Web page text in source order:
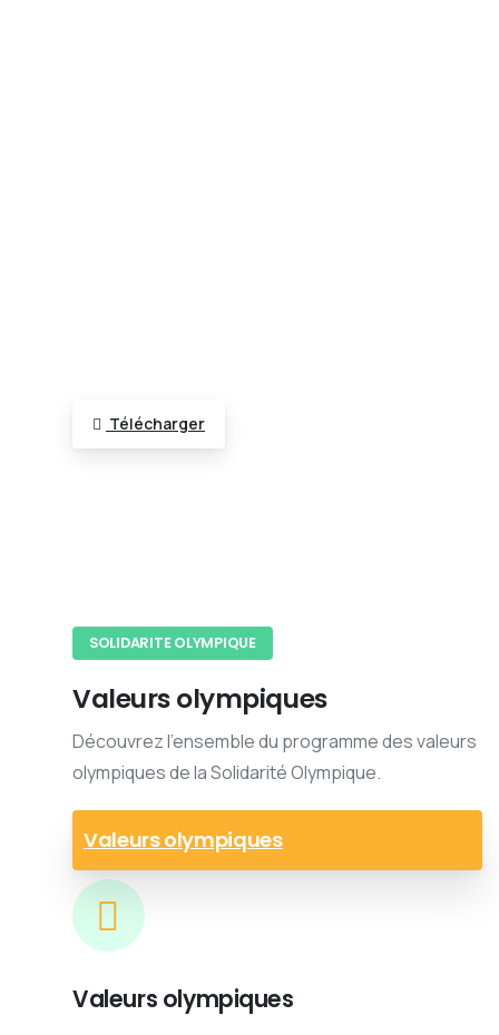
Télécharger
SOLIDARITE OLYMPIQUE
Valeurs olympiques
Découvrez l'ensemble du programme des valeurs
olympiques de la Solidarité Olympique.
Valeurs olympiques
Valeurs olympiques